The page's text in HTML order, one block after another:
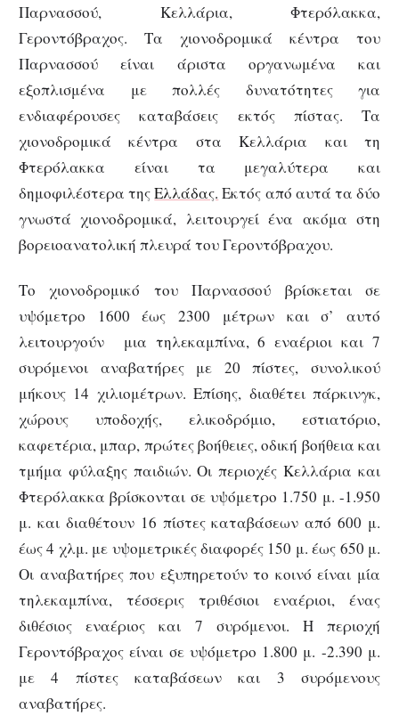
Παρνασσού, Κελλάρια, Φτερόλακκα,
Γεροντόβραχος. Τα χιονοδρομικά κέντρα του
Παρνασσού είναι άριστα οργανωμένα και
εξοπλισμένα με πολλές δυνατότητες για
ενδιαφέρουσες καταβάσεις εκτός πίστας. Τα
χιονοδρομικά κέντρα στα Κελλάρια και τη
Φτερόλακκα είναι τα μεγαλύτερα και
δημοφιλέστερα τηςΕλλάδας. Εκτός από αυτά τα δύο
γνωστά χιονοδρομικά, λειτουργεί ένα ακόμα στη
βορειοανατολική πλευρά του Γεροντόβραχου.
Το χιονοδρομικό του Παρνασσού βρίσκεται σε
υψόμετρο 1600 έως 2300 μέτρων και σ’ αυτό
λειτουργούν μια τηλεκαμπίνα, 6 εναέριοι και 7
συρόμενοι αναβατήρες με 20 πίστες, συνολικού
μήκους 14 χιλιομέτρων. Επίσης, διαθέτει πάρκινγκ,
χώρους υποδοχής, ελικοδρόμιο, εστιατόριο,
καφετέρια, μπαρ, πρώτες βοήθειες, οδική βοήθεια και
τμήμα φύλαξης παιδιών. Οι περιοχές Κελλάρια και
Φτερόλακκα βρίσκονται σε υψόμετρο 1.750 μ. -1.950
μ. και διαθέτουν 16 πίστες καταβάσεων από 600 μ.
έως 4 χλμ. με υψομετρικές διαφορές 150 μ. έως 650 μ.
Οι αναβατήρες που εξυπηρετούν το κοινό είναι μία
τηλεκαμπίνα, τέσσερις τριθέσιοι εναέριοι, ένας
διθέσιος εναέριος και 7 συρόμενοι. Η περιοχή
Γεροντόβραχος είναι σε υψόμετρο 1.800 μ. -2.390 μ.
με 4 πίστες καταβάσεων και 3 συρόμενους
αναβατήρες.